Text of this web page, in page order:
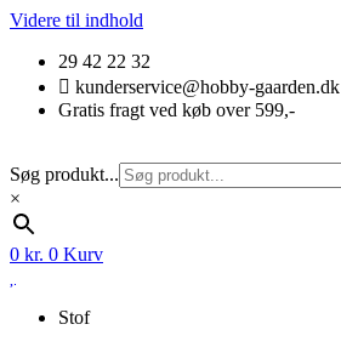
Videre til indhold
29 42 22 32
kunderservice@hobby-gaarden.dk
Gratis fragt ved køb over 599,-
Søg produkt...
×
0 kr. 0 Kurv
Stof